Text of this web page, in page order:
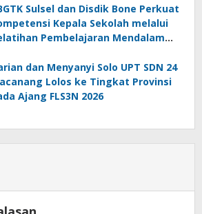
Sulsel dan Disdik Bone Perkuat
Kepala Sekolah melalui
Pembelajaran Mendalam
dan Menyanyi Solo UPT SDN 24
Lolos ke Tingkat Provinsi
Ajang FLS3N 2026